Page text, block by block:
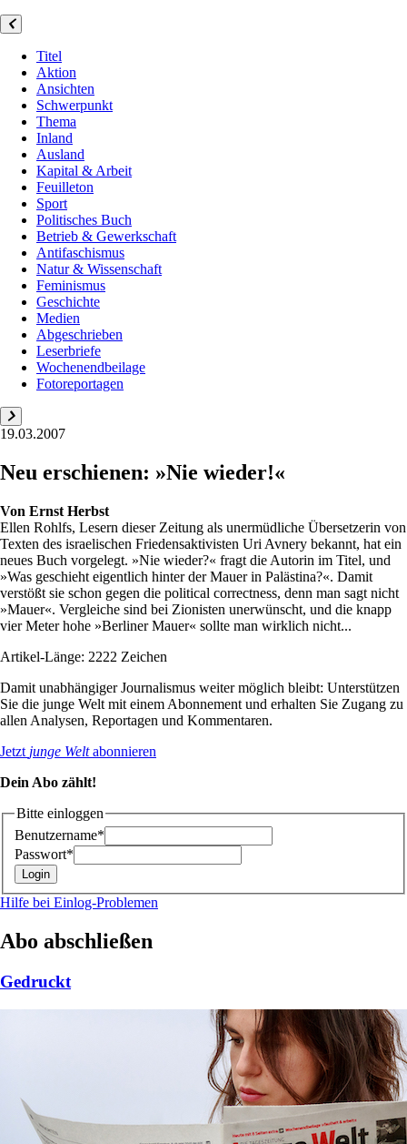
Titel
Aktion
Ansichten
Schwerpunkt
Thema
Inland
Ausland
Kapital & Arbeit
Feuilleton
Sport
Politisches Buch
Betrieb & Gewerkschaft
Antifaschismus
Natur & Wissenschaft
Feminismus
Geschichte
Medien
Abgeschrieben
Leserbriefe
Wochenendbeilage
Fotoreportagen
19.03.2007
Neu erschienen: »Nie wieder!«
Von Ernst Herbst
Ellen Rohlfs, Lesern dieser Zeitung als unermüdliche Übersetzerin von
Texten des israelischen Friedensaktivisten Uri Avnery bekannt, hat ein
neues Buch vorgelegt. »Nie wieder?« fragt die Autorin im Titel, und
»Was geschieht eigentlich hinter der Mauer in Palästina?«. Damit
verstößt sie schon gegen die political correctness, denn man sagt nicht
»Mauer«. Vergleiche sind bei Zionisten unerwünscht, und die knapp
vier Meter hohe »Berliner Mauer« sollte man wirklich nicht...
Artikel-Länge: 2222 Zeichen
Damit unabhängiger Journalismus weiter möglich bleibt: Unterstützen
Sie die junge Welt mit einem Abonnement und erhalten Sie Zugang zu
allen Analysen, Reportagen und Kommentaren.
Jetzt junge Weltabonnieren
Dein Abo zählt!
Bitte einloggen
Benutzername*
Passwort*
Hilfe bei Einlog-Problemen
Abo abschließen
Gedruckt